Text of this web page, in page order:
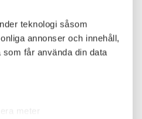
teknologi såsom
annonser och innehåll,
får använda din data